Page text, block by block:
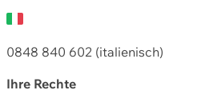
0848 840 602 (italienisch)
Ihre Rechte